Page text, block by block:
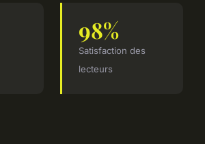
98%
Satisfaction des
lecteurs